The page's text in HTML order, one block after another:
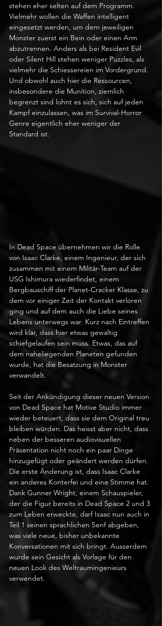
stehen eher selten auf dem Programm.
Vielmehr wollen die Waffen intelligent
eingesetzt werden, um dem jeweiligen
Monster zuerst ein Bein oder einen Arm
abzutrennen. Anders als bei Resident Evil
oder Silent Hill stehen weniger Puzzles, als
vielmehr die Schiessereien im Vordergrund.
Und obwohl auch hier die Ressourcen,
insbesondere die Munition, ziemlich
begrenzt sind lohnt es sich, sich auf jeden
Kampf einzulassen, was im Survival-Horror
Genre eigentlich eher weniger der
Standard ist.
In Dead Space übernehmen wir die Rolle
von Isaac Clarke, einem Ingenieur, der sich
zusammen mit einem Militär-Team auf der
USG Ishimura wiederfindet, einem
Bergbauschiff der Planet-Cracker Klasse, zu
dem vor einiger Zeit der Kontakt verloren
ging und auf dem auch die Liebe seines
Lebens unterwegs war. Kurz nach Eintreffen
wird klar, dass hier etwas gewaltig
schiefgelaufen sein muss. Etwas, das auf
dem naheliegenden Planeten gefunden
wurde, hat die Besatzung in Monster
verwandelt.
Seit der Ankündigung dieser neuen Version
von Dead Space hat Motive Studio immer
wieder beteuert, dass sie dem Original treu
bleiben würden. Das heisst aber nicht, dass
neben der besseren audiovisuellen
Präsentation nicht noch ein paar Dinge
hinzugefügt oder geändert werden dürfen.
Die erste Änderung ist, dass Isaac Clarke
ein anderes Konterfei und eine Stimme hat.
Dank Gunner Wright, einem Schauspieler,
der die Figur bereits in Dead Space 2 und 3
zum Leben erweckte, darf Isaac nun auch in
Teil 1 seinen sprachlichen Senf abgeben,
was viele neue, bisher unbekannte
Konversationen mit sich bringt. Ausserdem
wurde sein Gesicht als Vorlage für den
neuen Look des Weltraumingenieurs
verwendet.